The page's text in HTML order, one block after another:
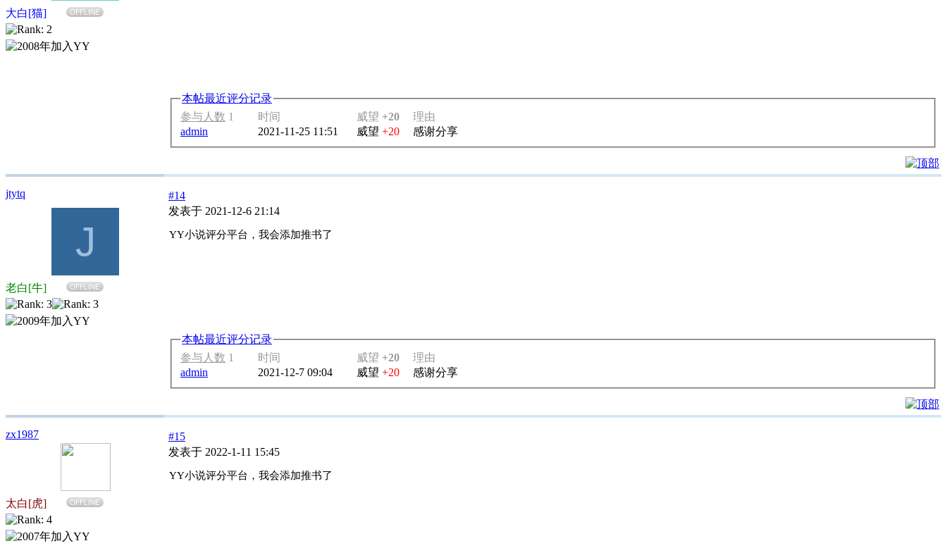
大白[猫] OFFLINE
本帖最近评分记录
参与人数 1 时间 威望 +20
理由
admin
2021-11-25 11:51 威望 +20 感谢分享
jtytq
J
老白[牛] OFFLINE
#14
发表于 2021-12-6 21:14
YY小说评分平台，我会添加推书了
本帖最近评分记录
参与人数 1 时间 威望 +20
理由
admin
2021-12-7 09:04 威望 +20 感谢分享
zx1987
太白[虎] OFFLINE
#15
发表于 2022-1-11 15:45
YY小说评分平台，我会添加推书了